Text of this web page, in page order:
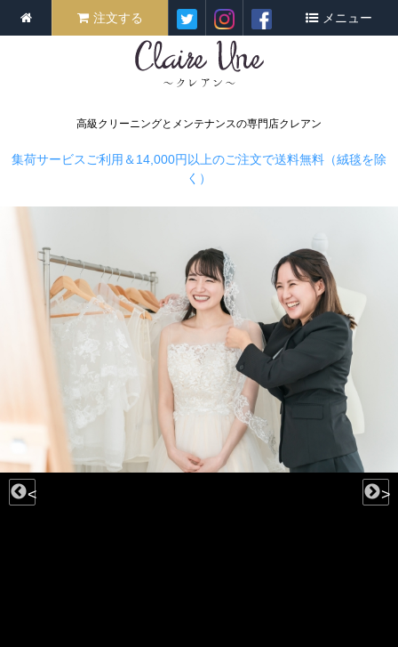
高級クリーニングとメンテナンスの専門店クレアン
注文する メニュー
集荷サービスご利用＆14,000円以上のご注文で送料無料（絨毯を除
く）
< >